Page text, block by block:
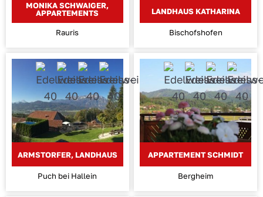
MONIKA SCHWAIGER,
APPARTEMENTS
Rauris
LANDHAUS KATHARINA
Bischofshofen
ARMSTORFER, LANDHAUS
Puch bei Hallein
APPARTEMENT SCHMIDT
Bergheim